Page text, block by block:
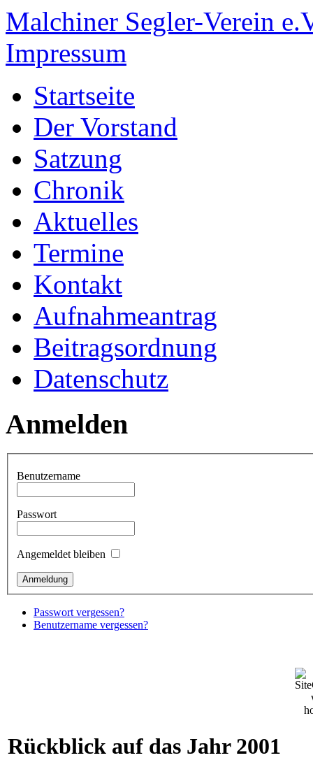
Malchiner Segler-Verein
Impressum
Startseite
Der Vorstand
Satzung
Chronik
Aktuelles
Termine
Kontakt
Aufnahmeantrag
Beitragsordnung
Datenschutz
Anmelden
Benutzername
Passwort
Angemeldet bleiben
Passwort vergessen?
Benutzername vergessen?
Rückblick auf das Jahr 2001